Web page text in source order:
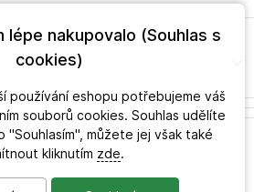
lépe nakupovalo (Souhlas s
cookies)
používání eshopu potřebujeme váš
souborů cookies. Souhlas udělíte
"Souhlasím", můžete jej však také
kliknutím zde.